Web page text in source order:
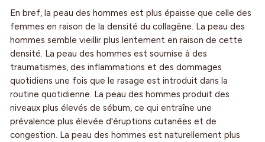
En bref, la peau des hommes est plus épaisse que celle des
femmes en raison de la densité du collagène. La peau des
hommes semble vieillir plus lentement en raison de cette
densité. La peau des hommes est soumise à des
traumatismes, des inflammations et des dommages
quotidiens une fois que le rasage est introduit dans la
routine quotidienne. La peau des hommes produit des
niveaux plus élevés de sébum, ce qui entraîne une
prévalence plus élevée d'éruptions cutanées et de
congestion. La peau des hommes est naturellement plus